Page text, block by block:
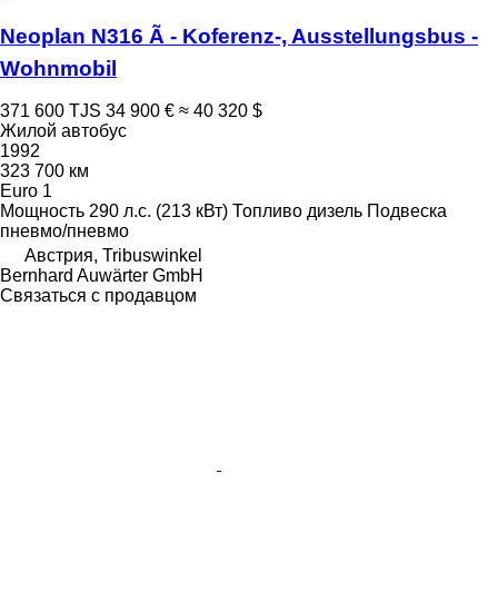
Neoplan N316 Ã - Koferenz-, Ausstellungsbus -
Wohnmobil
371 600 TJS 34 900 € ≈ 40 320 $
Жилой автобус
1992
323 700 км
Euro 1
Мощность 290 л.с. (213 кВт) Топливо дизель Подвеска
пневмо/пневмо
Австрия, Tribuswinkel
Bernhard Auwärter GmbH
Связаться с продавцом